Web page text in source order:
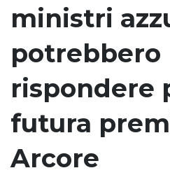
ministri
potrebbero
rispondere
futura
Arcore